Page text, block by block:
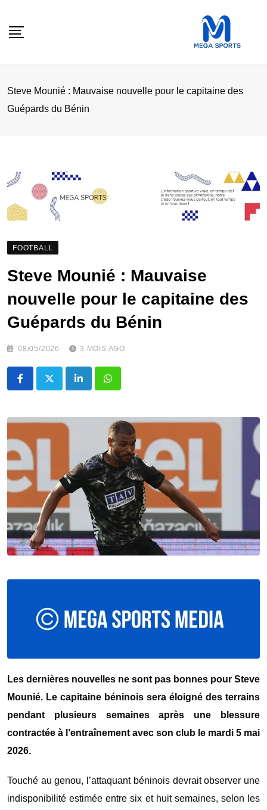
Steve Mounié : Mauvaise nouvelle pour le capitaine des
Guépards du Bénin
FOOTBALL
Steve Mounié : Mauvaise
nouvelle pour le capitaine des
Guépards du Bénin
08/05/2026 3 MOIS AGO
LinkedInWhatsapp
Les dernières nouvelles ne sont pas bonnes pour Steve
Mounié. Le capitaine béninois sera éloigné des terrains
pendant plusieurs semaines après une blessure
contractée à l’entraînement avec son club le mardi 5 mai
2026.
Touché au genou, l’attaquant béninois devrait observer une
indisponibilité estimée entre six et huit semaines, selon les